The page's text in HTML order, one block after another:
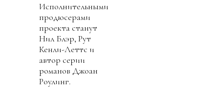
Исполнительными
продюсерами
проекта станут
Нил Блэр, Рут
Кенли-Леттс и
автор серии
романов Джоан
Роулинг.